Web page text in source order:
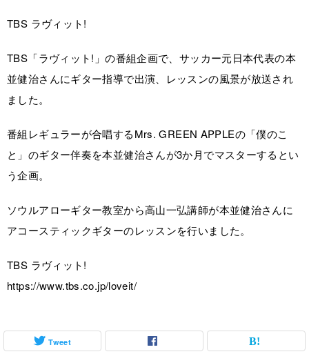
TBS ラヴィット!
TBS「ラヴィット!」の番組企画で、サッカー元日本代表の本
並健治さんにギター指導で出演、レッスンの風景が放送され
ました。
番組レギュラーが合唱するMrs. GREEN APPLEの「僕のこ
と」のギター伴奏を本並健治さんが3か月でマスターするとい
う企画。
ソウルアローギター教室から高山一弘講師が本並健治さんに
アコースティックギターのレッスンを行いました。
TBS ラヴィット!
https://www.tbs.co.jp/loveit/
Tweet